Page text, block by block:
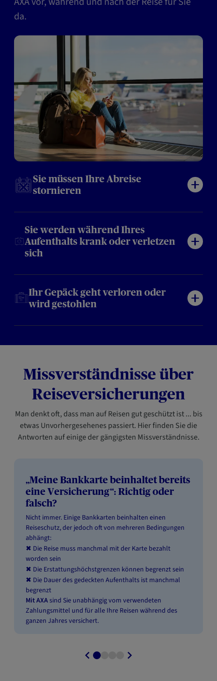
da.
Sie müssen Ihre Abreise
stornieren
Sie werden während Ihres
Aufenthalts krank oder verletzen
sich
Ihr Gepäck geht verloren oder
wird gestohlen
Missverständnisse über
Reiseversicherungen
Man denkt oft, dass man auf Reisen gut geschützt ist ... bis
etwas Unvorhergesehenes passiert. Hier finden Sie die
Antworten auf einige der gängigsten Missverständnisse.
„Meine Bankkarte beinhaltet bereits
eine Versicherung“: Richtig oder
falsch?
Nicht immer. Einige Bankkarten beinhalten einen
Reiseschutz, der jedoch oft von mehreren Bedingungen
abhängt:
✖ Die Reise muss manchmal mit der Karte bezahlt
worden sein
✖ Die Erstattungshöchstgrenzen können begrenzt sein
✖ Die Dauer des gedeckten Aufenthalts ist manchmal
begrenzt
Mit AXAsind Sie unabhängig vom verwendeten
Zahlungsmittel und für alle Ihre Reisen während des
ganzen Jahres versichert.